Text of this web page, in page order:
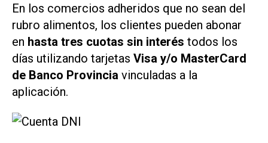
En los comercios adheridos que no sean del
rubro alimentos, los clientes pueden abonar
en hasta tres cuotas sin interés todos los
días utilizando tarjetas Visa y/o MasterCard
de Banco Provincia vinculadas a la
aplicación.